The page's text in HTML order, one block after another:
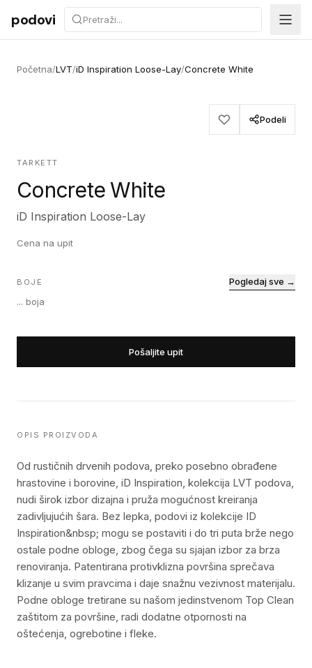
Preskoči na sadržaj
podovi
Početna/LVT/iD Inspiration Loose-Lay/Concrete White
Podeli
TARKETT
Concrete White
iD Inspiration Loose-Lay
Cena na upit
BOJE
... boja
Pogledaj sve →
Pošaljite upit
OPIS PROIZVODA
Od rustičnih drvenih podova, preko posebno obrađene
hrastovine i borovine, iD Inspiration, kolekcija LVT podova,
nudi širok izbor dizajna i pruža mogućnost kreiranja
zadivljujućih šara. Bez lepka, podovi iz kolekcije ID
Inspiration&nbsp; mogu se postaviti i do tri puta brže nego
ostale podne obloge, zbog čega su sjajan izbor za brza
renoviranja. Patentirana protivklizna površina sprečava
klizanje u svim pravcima i daje snažnu vezivnost materijalu.
Podne obloge tretirane su našom jedinstvenom Top Clean
zaštitom za površine, radi dodatne otpornosti na
oštećenja, ogrebotine i fleke.